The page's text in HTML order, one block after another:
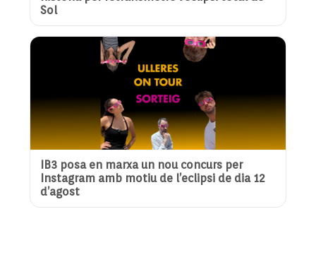
Sol
IB3 posa en marxa un nou concurs per
Instagram amb motiu de l’eclipsi de dia 12
d’agost